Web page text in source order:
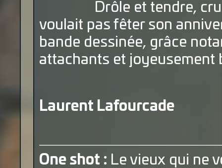
Drôle et tendre, cruel
voulait pas fêter son
bande dessinée, grâce
attachants et joyeusement
Laurent Lafourcade
One shot : Le vieux qui ne